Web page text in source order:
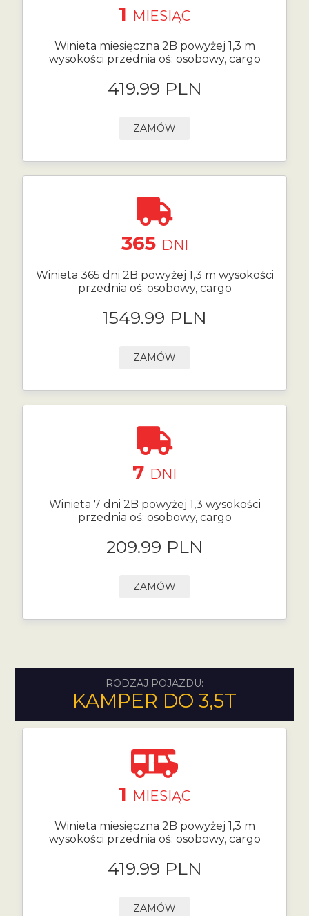
1 MIESIĄC
Winieta miesięczna 2B powyżej 1,3 m
wysokości przednia oś: osobowy, cargo
419.99 PLN
ZAMÓW
365 DNI
Winieta 365 dni 2B powyżej 1,3 m wysokości
przednia oś: osobowy, cargo
1549.99 PLN
ZAMÓW
7 DNI
Winieta 7 dni 2B powyżej 1,3 wysokości
przednia oś: osobowy, cargo
209.99 PLN
ZAMÓW
RODZAJ POJAZDU:
KAMPER DO 3,5T
1 MIESIĄC
Winieta miesięczna 2B powyżej 1,3 m
wysokości przednia oś: osobowy, cargo
419.99 PLN
ZAMÓW